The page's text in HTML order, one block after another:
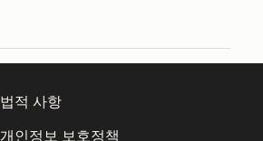
법적 사항
개인정보 보호정책